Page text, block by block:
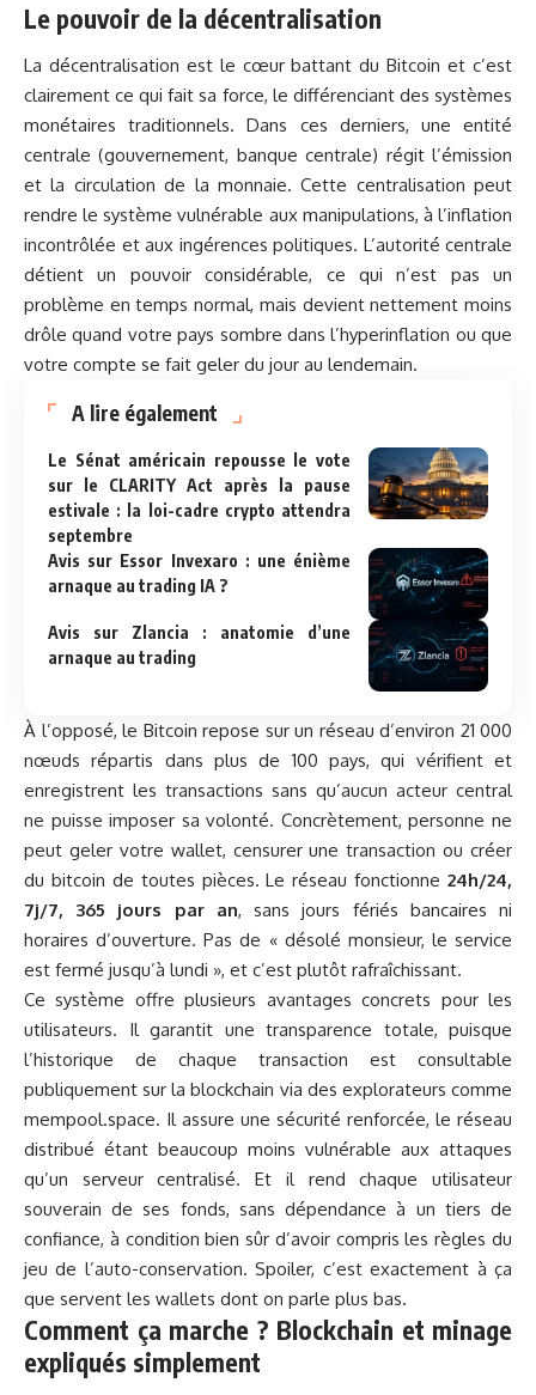
Le pouvoir de la décentralisation
La décentralisation est le cœur battant du Bitcoin et c’est
clairement ce qui fait sa force, le différenciant des systèmes
monétaires traditionnels. Dans ces derniers, une entité
centrale (gouvernement, banque centrale) régit l’émission
et la circulation de la monnaie. Cette centralisation peut
rendre le système vulnérable aux manipulations, à l’inflation
incontrôlée et aux ingérences politiques. L’autorité centrale
détient un pouvoir considérable, ce qui n’est pas un
problème en temps normal, mais devient nettement moins
drôle quand votre pays sombre dans l’hyperinflation ou que
votre compte se fait geler du jour au lendemain.
A lire également
Le Sénat américain repousse le vote
sur le CLARITY Act après la pause
estivale : la loi-cadre crypto attendra
septembre
Avis sur Essor Invexaro : une énième
arnaque au trading IA ?
Avis sur Zlancia : anatomie d’une
arnaque au trading
À l’opposé, le Bitcoin repose sur un réseau d’environ 21 000
nœuds répartis dans plus de 100 pays, qui vérifient et
enregistrent les transactions sans qu’aucun acteur central
ne puisse imposer sa volonté. Concrètement, personne ne
peut geler votre wallet, censurer une transaction ou créer
du bitcoin de toutes pièces. Le réseau fonctionne 24h/24,
7j/7, 365 jours par an, sans jours fériés bancaires ni
horaires d’ouverture. Pas de « désolé monsieur, le service
est fermé jusqu’à lundi », et c’est plutôt rafraîchissant.
Ce système offre plusieurs avantages concrets pour les
utilisateurs. Il garantit une transparence totale, puisque
l’historique de chaque transaction est consultable
publiquement sur la blockchain via des explorateurs comme
mempool.space. Il assure une sécurité renforcée, le réseau
distribué étant beaucoup moins vulnérable aux attaques
qu’un serveur centralisé. Et il rend chaque utilisateur
souverain de ses fonds, sans dépendance à un tiers de
confiance, à condition bien sûr d’avoir compris les règles du
jeu de l’auto-conservation. Spoiler, c’est exactement à ça
que servent les wallets dont on parle plus bas.
Comment ça marche ? Blockchain et minage
expliqués simplement